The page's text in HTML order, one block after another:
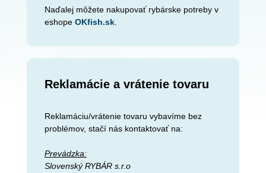
Naďalej môžete nakupovať rybárske potreby v
eshope OKfish.sk.
Reklamácie a vrátenie tovaru
Reklamáciu/vrátenie tovaru vybavíme bez
problémov, stačí nás kontaktovať na:
Prevádzka:
Slovenský RYBÁR s.r.o